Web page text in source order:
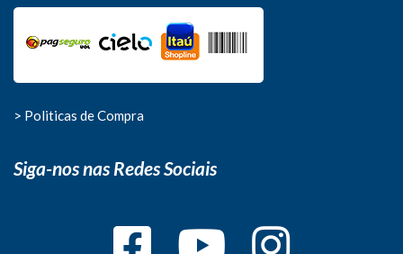
> Politicas de Compra
Siga-nos nas Redes Sociais